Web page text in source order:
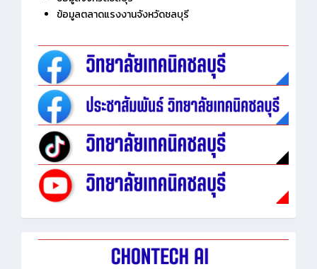
ข้อมูลจังหวัดชลบุรี